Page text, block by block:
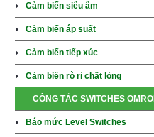
Cảm biến siêu âm
Cảm biến áp suất
Cảm biến tiếp xúc
Cảm biến rò rỉ chất lỏng
CÔNG TẮC SWITCHES
Báo mức Level Switches